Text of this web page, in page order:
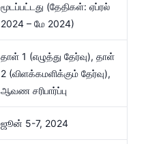
மூடப்பட்டது (தேதிகள்: ஏப்ரல்
2024 – மே 2024)
தாள் 1 (எழுத்து தேர்வு), தாள்
2 (விளக்கமளிக்கும் தேர்வு),
ஆவண சரிபார்ப்பு
ஜூன் 5-7, 2024